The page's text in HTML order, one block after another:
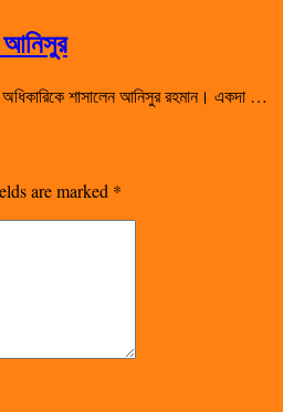
আনিসুর
অধিকারিকে শাসালেন আনিসুর রহমান। একদা …
are marked *